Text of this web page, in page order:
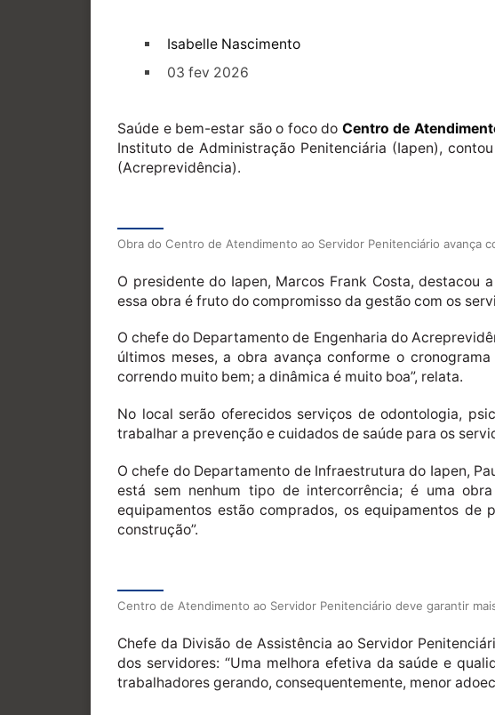
Isabelle Nascimento
03 fev 2026
Saúde e bem-estar são o foco do Centro de
Instituto de Administração Penitenciária (Iapen),
(Acreprevidência).
Obra do Centro de Atendimento ao Servidor Penitenciário avança
O presidente do Iapen, Marcos Frank Costa, destacou
essa obra é fruto do compromisso da gestão com os
O chefe do Departamento de Engenharia do
últimos meses, a obra avança conforme o
correndo muito bem; a dinâmica é muito boa”, relata.
No local serão oferecidos serviços de odontologia,
trabalhar a prevenção e cuidados de saúde para os
O chefe do Departamento de Infraestrutura do Iapen,
está sem nenhum tipo de intercorrência; é uma
equipamentos estão comprados, os equipamentos
construção”.
Centro de Atendimento ao Servidor Penitenciário deve garantir
Chefe da Divisão de Assistência ao Servidor
dos servidores: “Uma melhora efetiva da saúde e
trabalhadores gerando, consequentemente, menor